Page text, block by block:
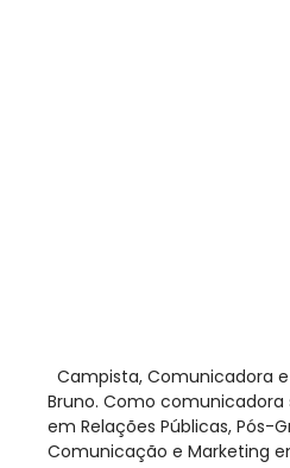
Campista, Comunicadora
Bruno. Como
em Relações Públicas, Pós-
Comunicação e Marketing